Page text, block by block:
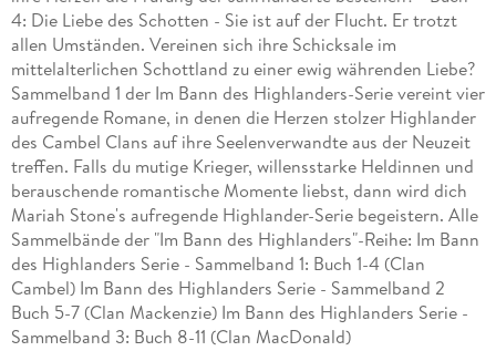
4: Die Liebe des Schotten - Sie ist auf der Flucht. Er trotzt
allen Umständen. Vereinen sich ihre Schicksale im
mittelalterlichen Schottland zu einer ewig währenden Liebe?
Sammelband 1 der Im Bann des Highlanders-Serie vereint vier
aufregende Romane, in denen die Herzen stolzer Highlander
des Cambel Clans auf ihre Seelenverwandte aus der Neuzeit
treffen. Falls du mutige Krieger, willensstarke Heldinnen und
berauschende romantische Momente liebst, dann wird dich
Mariah Stone's aufregende Highlander-Serie begeistern. Alle
Sammelbände der "Im Bann des Highlanders"-Reihe: Im Bann
des Highlanders Serie - Sammelband 1: Buch 1-4 (Clan
Cambel) Im Bann des Highlanders Serie - Sammelband 2
Buch 5-7 (Clan Mackenzie) Im Bann des Highlanders Serie -
Sammelband 3: Buch 8-11 (Clan MacDonald)